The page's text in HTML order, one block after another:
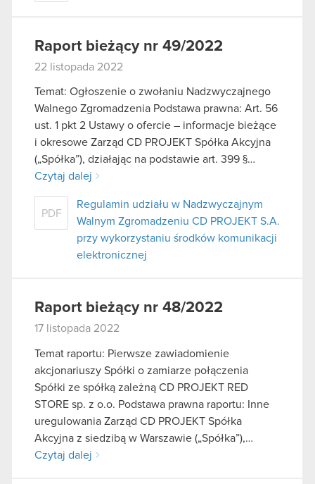
Raport bieżący nr 49/2022
22 listopada 2022
Temat: Ogłoszenie o zwołaniu Nadzwyczajnego
Walnego Zgromadzenia Podstawa prawna: Art. 56
ust. 1 pkt 2 Ustawy o ofercie – informacje bieżące
i okresowe Zarząd CD PROJEKT Spółka Akcyjna
(„Spółka”), działając na podstawie art. 399 §…
Czytaj dalej
PDF
Regulamin udziału w Nadzwyczajnym
Walnym Zgromadzeniu CD PROJEKT S.A.
przy wykorzystaniu środków komunikacji
elektronicznej
Raport bieżący nr 48/2022
17 listopada 2022
Temat raportu: Pierwsze zawiadomienie
akcjonariuszy Spółki o zamiarze połączenia
Spółki ze spółką zależną CD PROJEKT RED
STORE sp. z o.o. Podstawa prawna raportu: Inne
uregulowania Zarząd CD PROJEKT Spółka
Akcyjna z siedzibą w Warszawie („Spółka”),…
Czytaj dalej